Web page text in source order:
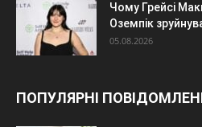
Чому Грейсі
Оземпік
05.08.2026
ПОПУЛЯРНІ